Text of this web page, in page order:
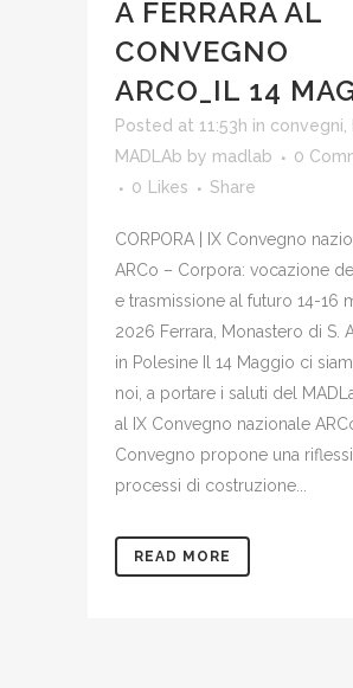
A FERRARA AL
CONVEGNO
ARCO_IL 14
Posted at 11:53h in convegni
MADLAb by madlab
0
0
Likes Share
CORPORA | IX Convegno
ARCo – Corpora: vocazione
e trasmissione al futuro 14-16
2026 Ferrara, Monastero di S.
in Polesine Il 14 Maggio ci
noi, a portare i saluti del
al IX Convegno nazionale
Convegno propone una
processi di costruzione...
READ MORE